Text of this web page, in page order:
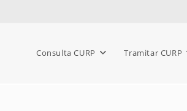
Consulta CURP Tramitar CURP